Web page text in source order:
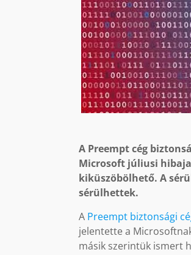
A Preempt cég
Microsoft júliusi
kiküszöbölhető. A
sérülhettek.
A Preempt biztonsági
jelentette a
másik szerintük ismert